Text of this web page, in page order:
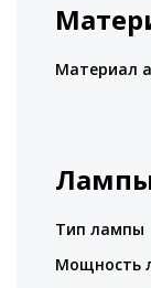
Материал
Тип лампы
Мощность